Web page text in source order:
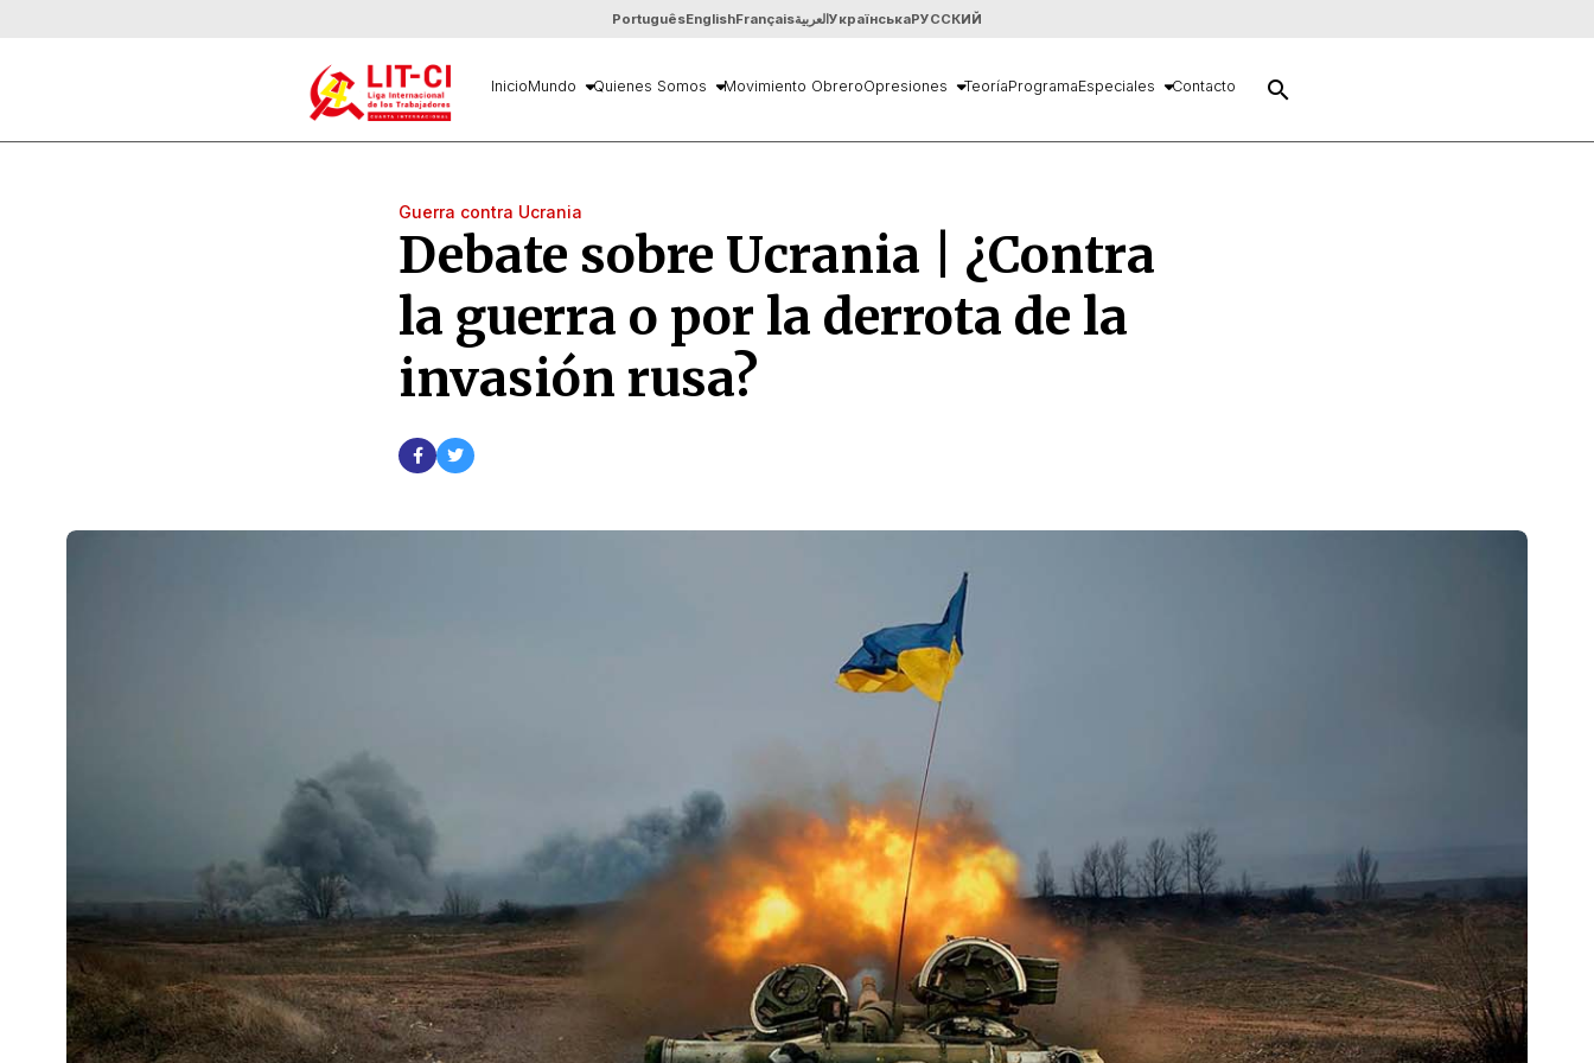
PortuguêsEnglishFrançaisالعربيةУкраїнськаРУССКИЙ
InicioMundo Quienes Somos Movimiento ObreroOpresiones TeoríaProgramaEspeciales Contacto search
Guerra contra Ucrania
Debate sobre Ucrania | ¿Contra
la guerra o por la derrota de la
invasión rusa?